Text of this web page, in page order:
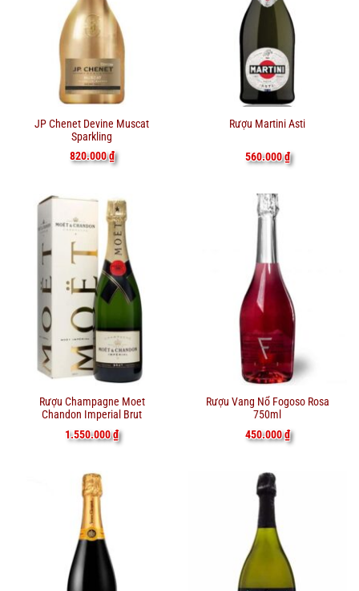
JP Chenet Devine Muscat
Sparkling
820.000₫
Rượu Martini Asti
560.000₫
Rượu Champagne Moet
Chandon Imperial Brut
1.550.000₫
Rượu Vang Nổ Fogoso Rosa
750ml
450.000₫